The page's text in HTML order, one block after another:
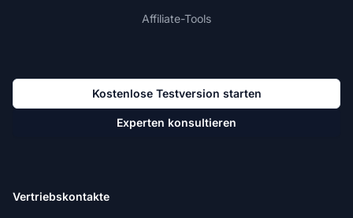
Affiliate-Tools
Kostenlose Testversion starten
Experten konsultieren
Vertriebskontakte